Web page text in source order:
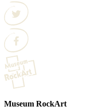
Museum RockArt